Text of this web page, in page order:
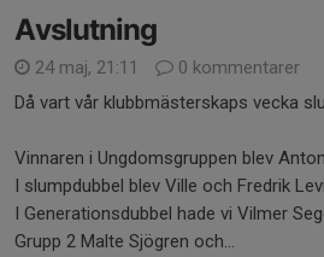
Avslutning
24 maj, 21:11
0 kommentarer
Då vart vår klubbmästerskaps vecka
Vinnaren i Ungdomsgruppen blev
I slumpdubbel blev Ville och Fredrik
I Generationsdubbel hade vi Vilmer
Grupp 2 Malte Sjögren och...